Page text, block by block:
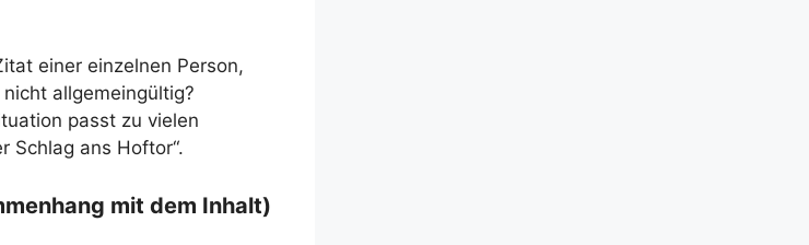
einer einzelnen Person,
allgemeingültig?
passt zu vielen
Schlag ans Hoftor“.
mit dem Inhalt)